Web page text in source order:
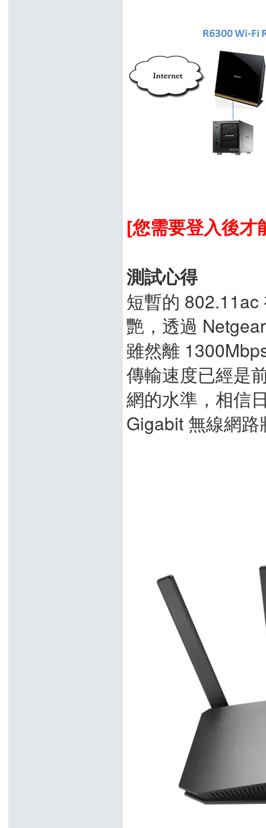
[您需要登入後才
測試心得
短暫的
艷，透過
雖然離
傳輸速度已經是
網的水準，相信
Gigabit 無線網